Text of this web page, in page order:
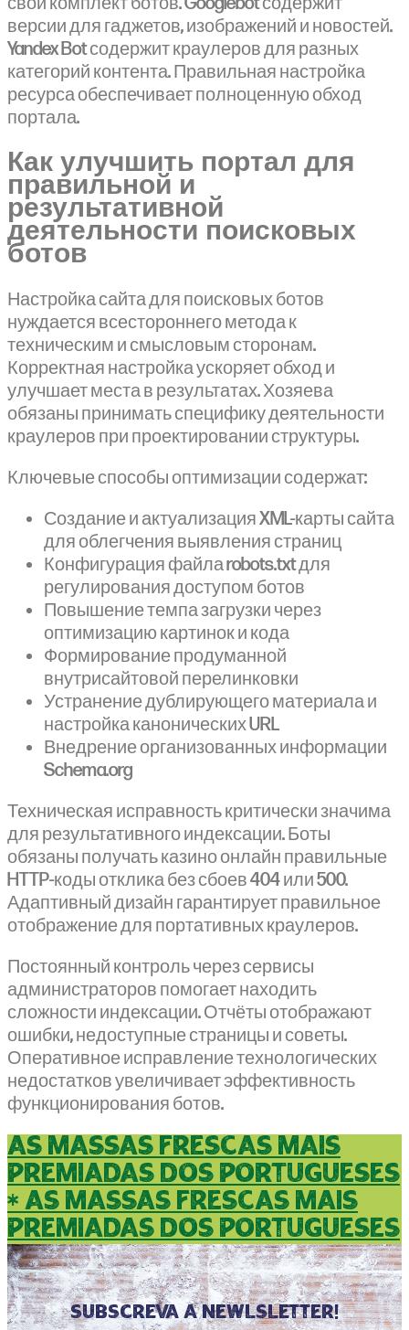
версии для гаджетов, изображений и новостей.
Yandex Bot содержит краулеров для разных
категорий контента. Правильная настройка
ресурса обеспечивает полноценную обход
портала.
Как улучшить портал для
правильной и
результативной
деятельности поисковых
ботов
Настройка сайта для поисковых ботов
нуждается всестороннего метода к
техническим и смысловым сторонам.
Корректная настройка ускоряет обход и
улучшает места в результатах. Хозяева
обязаны принимать специфику деятельности
краулеров при проектировании структуры.
Ключевые способы оптимизации содержат:
Создание и актуализация XML-карты сайта
для облегчения выявления страниц
Конфигурация файла robots.txt для
регулирования доступом ботов
Повышение темпа загрузки через
оптимизацию картинок и кода
Формирование продуманной
внутрисайтовой перелинковки
Устранение дублирующего материала и
настройка канонических URL
Внедрение организованных информации
Schema.org
Техническая исправность критически значима
для результативного индексации. Боты
обязаны получать казино онлайн правильные
HTTP-коды отклика без сбоев 404 или 500.
Адаптивный дизайн гарантирует правильное
отображение для портативных краулеров.
Постоянный контроль через сервисы
администраторов помогает находить
сложности индексации. Отчёты отображают
ошибки, недоступные страницы и советы.
Оперативное исправление технологических
недостатков увеличивает эффективность
функционирования ботов.
as massas frescas mais
premiadas dos portugueses
* as massas frescas mais
premiadas dos portugueses
Subscreva a newlsletter!